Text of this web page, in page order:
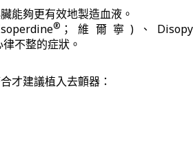
能夠更有效地製造血液。
® ；維爾寧)、
不整的症狀。
才建議植入去顫器：